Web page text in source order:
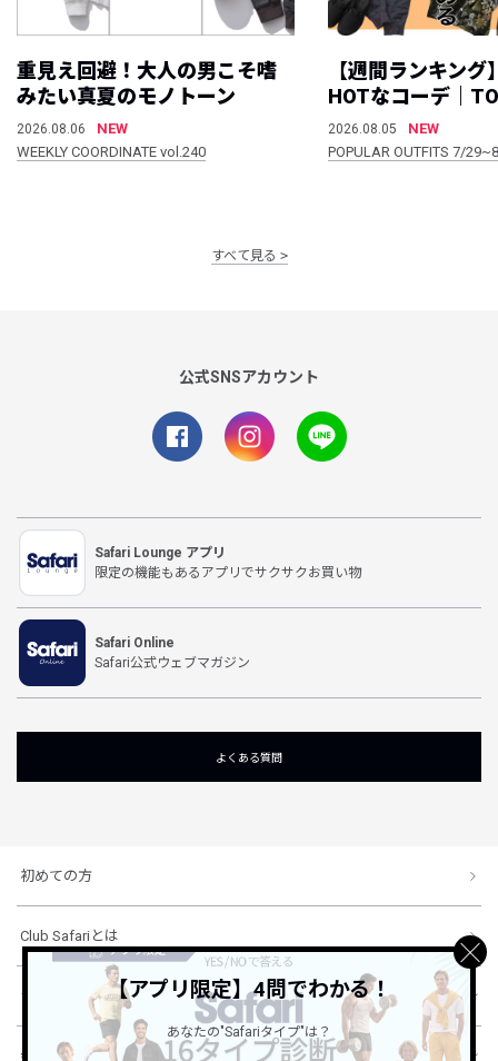
重見え回避！大人の男こそ嗜
みたい真夏のモノトーン
2026.08.06
NEW
WEEKLY COORDINATE vol.240
【週間ランキング
HOTなコーデ｜
2026.08.05
NEW
POPULAR OUTFITS 7/
すべて見る
公式SNSアカウント
Safari Lounge アプリ
限定の機能もあるアプリでサクサクお買い物
Safari Online
Safari公式ウェブマガジン
よくある質問
初めての方
Club Safariとは
ショッピングガイド
会社概要・規約
【アプリ限定】4問でわかる！
あなたの"Safariタイプ"は？